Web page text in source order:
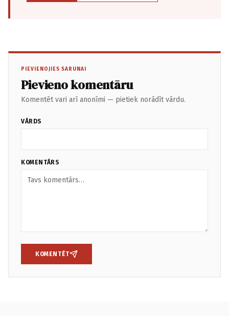
PIEVIENOJIES SARUNAI
Pievieno komentāru
Komentēt vari arī anonīmi — pietiek norādīt vārdu.
VĀRDS
KOMENTĀRS
KOMENTĒT